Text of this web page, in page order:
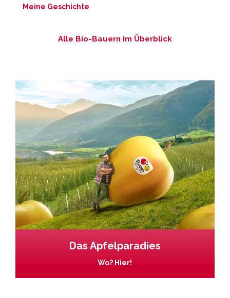
Meine Geschichte
Alle Bio-Bauern im Überblick
Das Apfelparadies
Wo? Hier!